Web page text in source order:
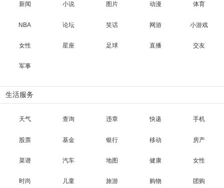
新闻 小说 图片 动漫 体育
NBA 论坛 笑话 网游 小游戏
女性 星座 足球 直播 交友
军事
生活服务
天气 查询 违章 快递 手机
股票 基金 银行 移动 房产
菜谱 汽车 地图 健康 女性
时尚 儿童 旅游 购物 团购